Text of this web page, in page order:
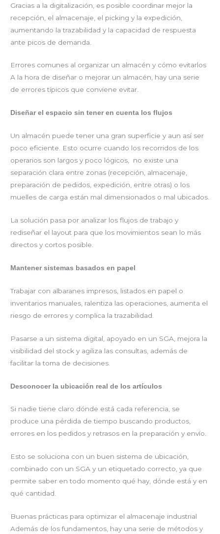
Gracias a la digitalización, es posible coordinar mejor la
recepción, el almacenaje, el picking y la expedición,
aumentando la trazabilidad y la capacidad de respuesta
ante picos de demanda.
Errores comunes al organizar un almacén y cómo evitarlos
A la hora de diseñar o mejorar un almacén, hay una serie
de errores típicos que conviene evitar.
Diseñar el espacio sin tener en cuenta los flujos
Un almacén puede tener una gran superficie y aun así ser
poco eficiente. Esto ocurre cuando los recorridos de los
operarios son largos y poco lógicos, no existe una
separación clara entre zonas (recepción, almacenaje,
preparación de pedidos, expedición, entre otras) o los
muelles de carga están mal dimensionados o mal ubicados.
La solución pasa por analizar los flujos de trabajo y
rediseñar el layout para que los movimientos sean lo más
directos y cortos posible.
Mantener sistemas basados en papel
Trabajar con albaranes impresos, listados en papel o
inventarios manuales, ralentiza las operaciones, aumenta el
riesgo de errores y complica la trazabilidad.
Pasarse a un sistema digital, apoyado en un SGA, mejora la
visibilidad del stock y agiliza las consultas, además de
facilitar la toma de decisiones.
Desconocer la ubicación real de los artículos
Si nadie tiene claro dónde está cada referencia, se
produce una pérdida de tiempo buscando productos,
errores en los pedidos y retrasos en la preparación y envío.
Esto se soluciona con un buen sistema de ubicación,
combinado con un SGA y un etiquetado correcto, ya que
permite saber en todo momento qué hay, dónde está y en
qué cantidad.
Buenas prácticas para optimizar el almacenaje industrial
Además de los fundamentos, hay una serie de métodos y